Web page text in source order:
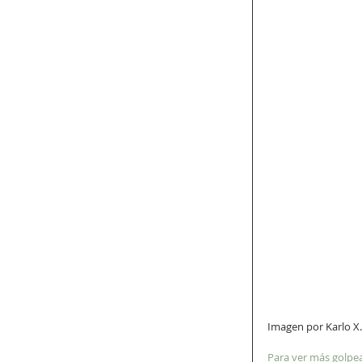
Imagen por Karlo
Para ver más